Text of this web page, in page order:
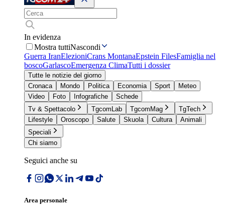
In evidenza
Mostra tuttiNascondi
Guerra IranElezioniCrans MontanaEpstein FilesFamiglia nel
boscoGarlascoEmergenza ClimaTutti i dossier
Tutte le notizie del giorno
Cronaca
Mondo Politica Economia Sport
Meteo
Video
Foto Infografiche
Schede
Tv & Spettacolo
TgcomLab TgcomMag
TgTech
Lifestyle
Oroscopo Salute Skuola Cultura
Animali
Speciali
Chi siamo
Seguici anche su
Area personale